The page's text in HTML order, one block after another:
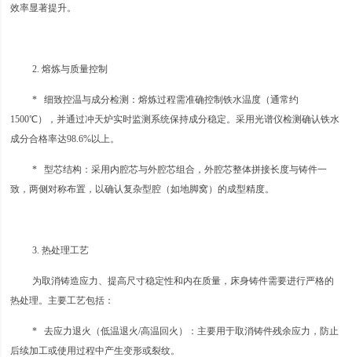
效率显著提升。
2. 熔炼与质量控制
* 细致控温与成分检测：熔炼过程需准确控制铁水温度（通常约
1500℃），并通过冲天炉实时监测系统保持成分稳定。采用光谱仪检测确认铁水
成分合格率达98.6%以上。
* 型芯结构：采用内腔芯与外腔芯组合，外腔芯整体拼接长度与铸件一
致，两侧对称布置，以确认复杂型腔（如地脚窝）的成型精度。
3. 热处理工艺
为取消铸造应力、提高尺寸稳定性和内在质量，床身铸件需要进行严格的
热处理。主要工艺包括：
* 去应力退火（低温退火/高温回火）：主要用于取消铸件残余应力，防止
后续加工或使用过程中产生变形或裂纹。